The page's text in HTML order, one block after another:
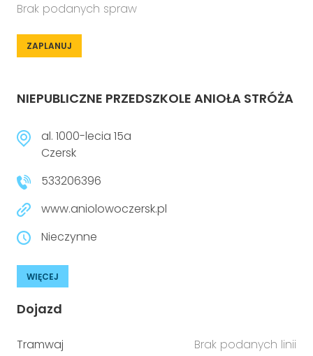
Brak podanych spraw
ZAPLANUJ
NIEPUBLICZNE PRZEDSZKOLE ANIOŁA STRÓŻA
al. 1000-lecia 15a
Czersk
533206396
www.aniolowoczersk.pl
Nieczynne
WIĘCEJ
Dojazd
Tramwaj
Brak podanych linii